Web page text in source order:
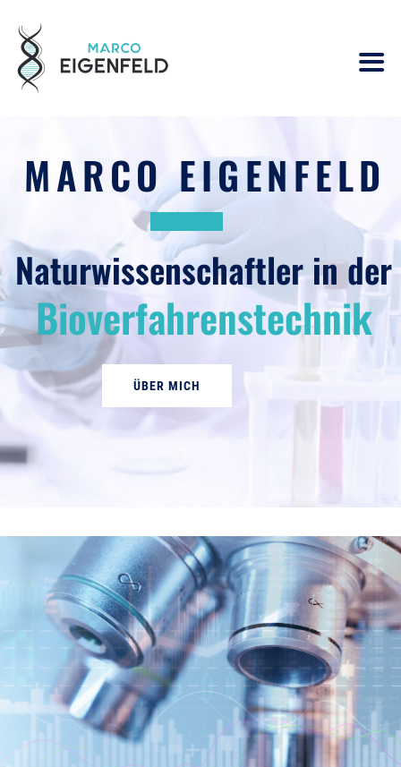
Bioverfahrenstechnik
MARCO EIGENFELD
Naturwissenschaftler in der
ÜBER MICH